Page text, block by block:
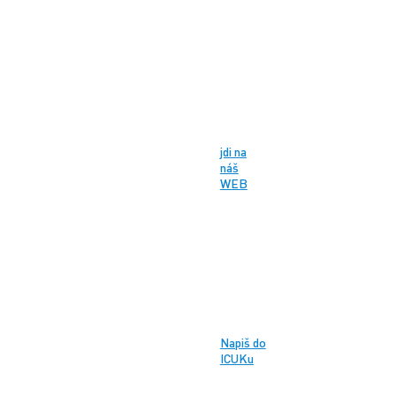
jdi na
náš
WEB
Napiš do
ICUKu